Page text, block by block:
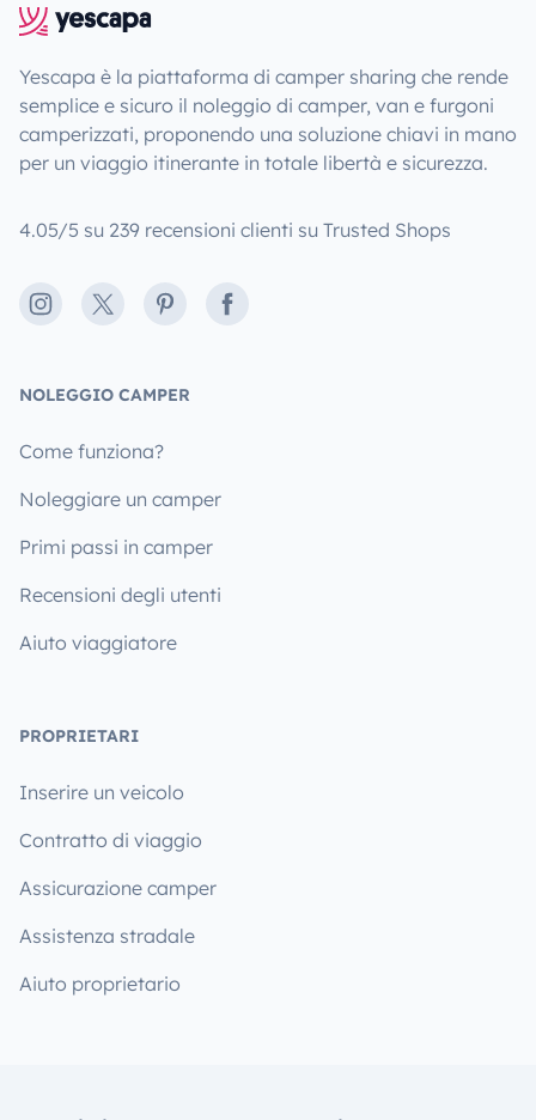
Yescapa è la piattaforma di camper sharing che rende
semplice e sicuro il noleggio di camper, van e furgoni
camperizzati, proponendo una soluzione chiavi in mano
per un viaggio itinerante in totale libertà e sicurezza.
4.05/5 su 239 recensioni clienti su Trusted Shops
Instagram
X PinterestFacebook
NOLEGGIO CAMPER
Come funziona?
Noleggiare un camper
Primi passi in camper
Recensioni degli utenti
Aiuto viaggiatore
PROPRIETARI
Inserire un veicolo
Contratto di viaggio
Assicurazione camper
Assistenza stradale
Aiuto proprietario